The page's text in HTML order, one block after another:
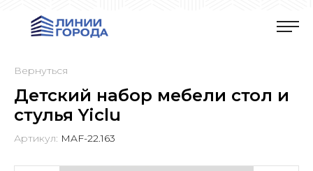
Вернуться
Детский набор мебели стол и
стулья Yiclu
Артикул: MAF-22.163